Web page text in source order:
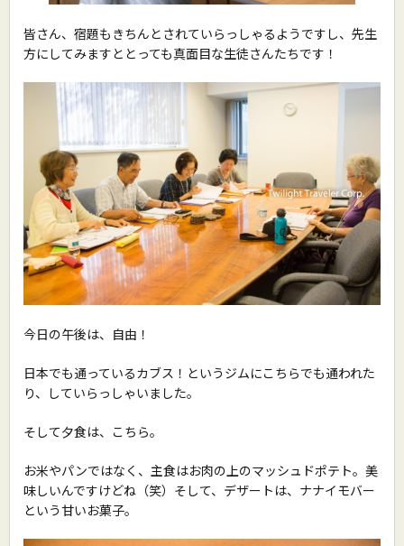
皆さん、宿題もきちんとされていらっしゃるようですし、先生
方にしてみますととっても真面目な生徒さんたちです！
今日の午後は、自由！
日本でも通っているカブス！というジムにこちらでも通われた
り、していらっしゃいました。
そして夕食は、こちら。
お米やパンではなく、主食はお肉の上のマッシュドポテト。美
味しいんですけどね（笑）そして、デザートは、ナナイモバー
という甘いお菓子。